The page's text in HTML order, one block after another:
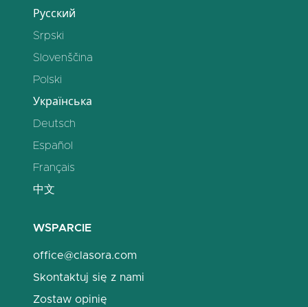
Русский
Srpski
Slovenščina
Polski
Українська
Deutsch
Español
Français
中文
WSPARCIE
office@clasora.com
Skontaktuj się z nami
Zostaw opinię